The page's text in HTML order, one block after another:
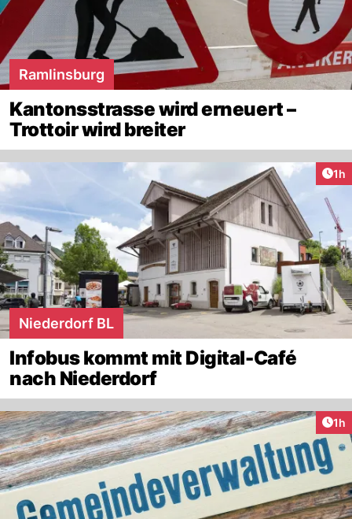
Ramlinsburg
Kantonsstrasse wird erneuert –
Trottoir wird breiter
1h
Niederdorf BL
Infobus kommt mit Digital-Café
nach Niederdorf
1h